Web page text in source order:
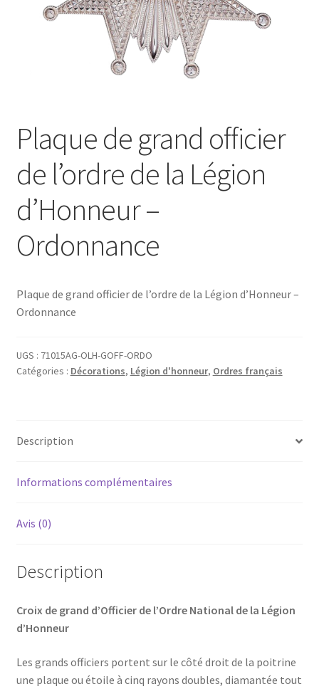
Plaque de grand officier
de l’ordre de la Légion
d’Honneur –
Ordonnance
Plaque de grand officier de l’ordre de la Légion d’Honneur –
Ordonnance
UGS : 71015AG-OLH-GOFF-ORDO
Catégories : Décorations, Légion d'honneur, Ordres français
Description
Informations complémentaires
Avis (0)
Description
Croix de grand d’Officier de l’Ordre National de la Légion
d’Honneur
Les grands officiers portent sur le côté droit de la poitrine
une plaque ou étoile à cinq rayons doubles, diamantée tout